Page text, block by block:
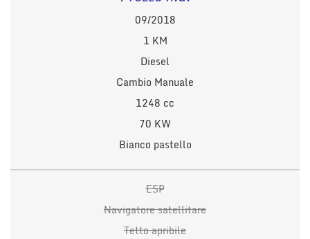
09/2018
1 KM
Diesel
Cambio Manuale
1248 cc
70 KW
Bianco pastello
ESP
Navigatore satellitare
Tetto apribile